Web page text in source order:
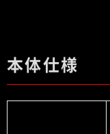
本体仕様